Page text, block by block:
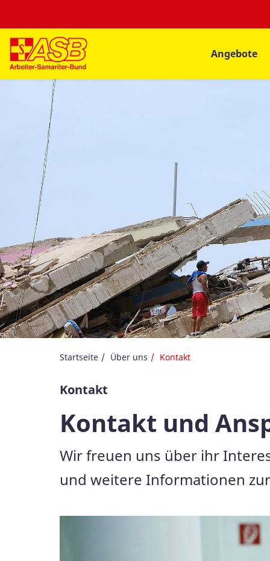
Angebote
Startseite Über uns Kontakt
Kontakt
Kontakt und
Wir freuen uns über ihr
und weitere Informationen